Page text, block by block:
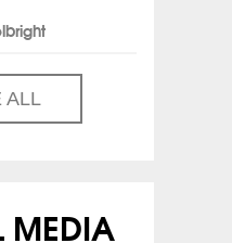
ALL
MEDIA